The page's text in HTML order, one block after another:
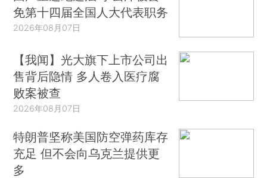
免第十四届全国人大代表职务
2026年08月07日
【我闻】光大旗下上市公司出
售背后隐情 多人卷入医疗腐
败案被查
2026年08月07日
特朗普坚称美国防空弹药库存
充足 但不会向乌克兰提供更
多